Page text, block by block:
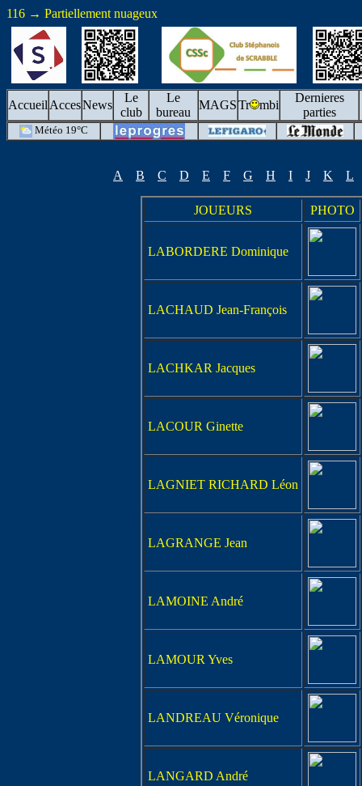
116 → Partiellement nuageux
Accueil AccesNews
Le
club
Le
bureau
MAGSTr mbi
Dernieres
parties
Météo 19°C
A B C D E F G H I J K L
JOUEURS PHOTO
LABORDERE Dominique
LACHAUD Jean-François
LACHKAR Jacques
LACOUR Ginette
LAGNIET RICHARD Léon
LAGRANGE Jean
LAMOINE André
LAMOUR Yves
LANDREAU Véronique
LANGARD André